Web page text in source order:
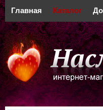
Главная Каталог